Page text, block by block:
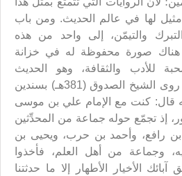
مثيل لها في عالم الحديث. ومن باب
والتيمّن، إلى واحد من هذه
هناك صورة محفوظة له في خزانة
للأدب والثقافة، وهو الحديث
المعروف بسلسة الذهب: روى الشيخ الصدوق (381هـ) بسندين
قال: كنت مع الإمام علي بن موسى
إذ تجمّع حوله جماعة من المحدِّثين
رافع، وأحمد بن حرب، ويحيى بن
وجماعة من أهل العلم، فأخذوا
الأخيار الأطهار إلا ما حدثتنا